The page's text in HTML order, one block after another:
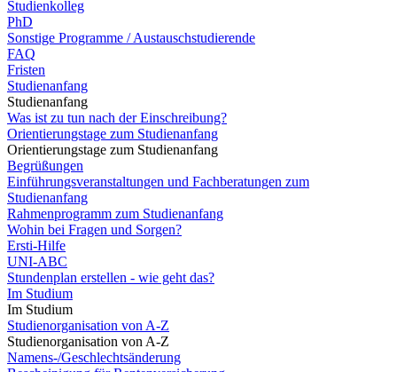
Studienkolleg
PhD
Sonstige Programme / Austauschstudierende
FAQ
Fristen
Studienanfang
Studienanfang
Was ist zu tun nach der Einschreibung?
Orientierungstage zum Studienanfang
Orientierungstage zum Studienanfang
Begrüßungen
Einführungsveranstaltungen und Fachberatungen zum
Studienanfang
Rahmenprogramm zum Studienanfang
Wohin bei Fragen und Sorgen?
Ersti-Hilfe
UNI-ABC
Stundenplan erstellen - wie geht das?
Im Studium
Im Studium
Studienorganisation von A-Z
Studienorganisation von A-Z
Namens-/Geschlechtsänderung